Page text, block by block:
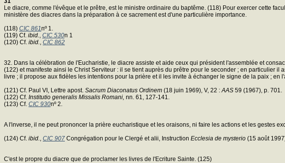
Le diacre, comme l'évêque et le prêtre, est le ministre ordinaire du baptême. (118) Pour exercer cette
ministère des diacres dans la préparation à ce sacrement est d'une particulière importance.
(118) CIC 861nº 1.
(119) Cf. ibid., CIC 530n 1
(120) Cf. ibid., CIC 862
32. Dans la célébration de l'Eucharistie, le diacre assiste et aide ceux qui président l'assemblée et
(122) et manifeste ainsi le Christ Serviteur : il se tient auprès du prêtre pour le seconder ; en particulier
livre ; il propose aux fidèles les intentions pour la prière et il les invite à échanger le signe de la paix ;
(121) Cf. Paul VI, Lettre apost. Sacrum Diaconatus Ordinem (18 juin 1969), V, 22 :AAS 59 (1967), p. 701.
(122) Cf. Institutio generalis Missalis Romani, nn. 61, 127-141.
(123) Cf. CIC 930nº 2.
A l'inverse, il ne peut prononcer la prière eucharistique et les oraisons, ni faire les actions et les gestes
(124) Cf. ibid., CIC 907 Congrégation pour le Clergé et alii, Instruction Ecclesia de mysterio (15 août
C'est le propre du diacre que de proclamer les livres de l'Ecriture Sainte. (125)